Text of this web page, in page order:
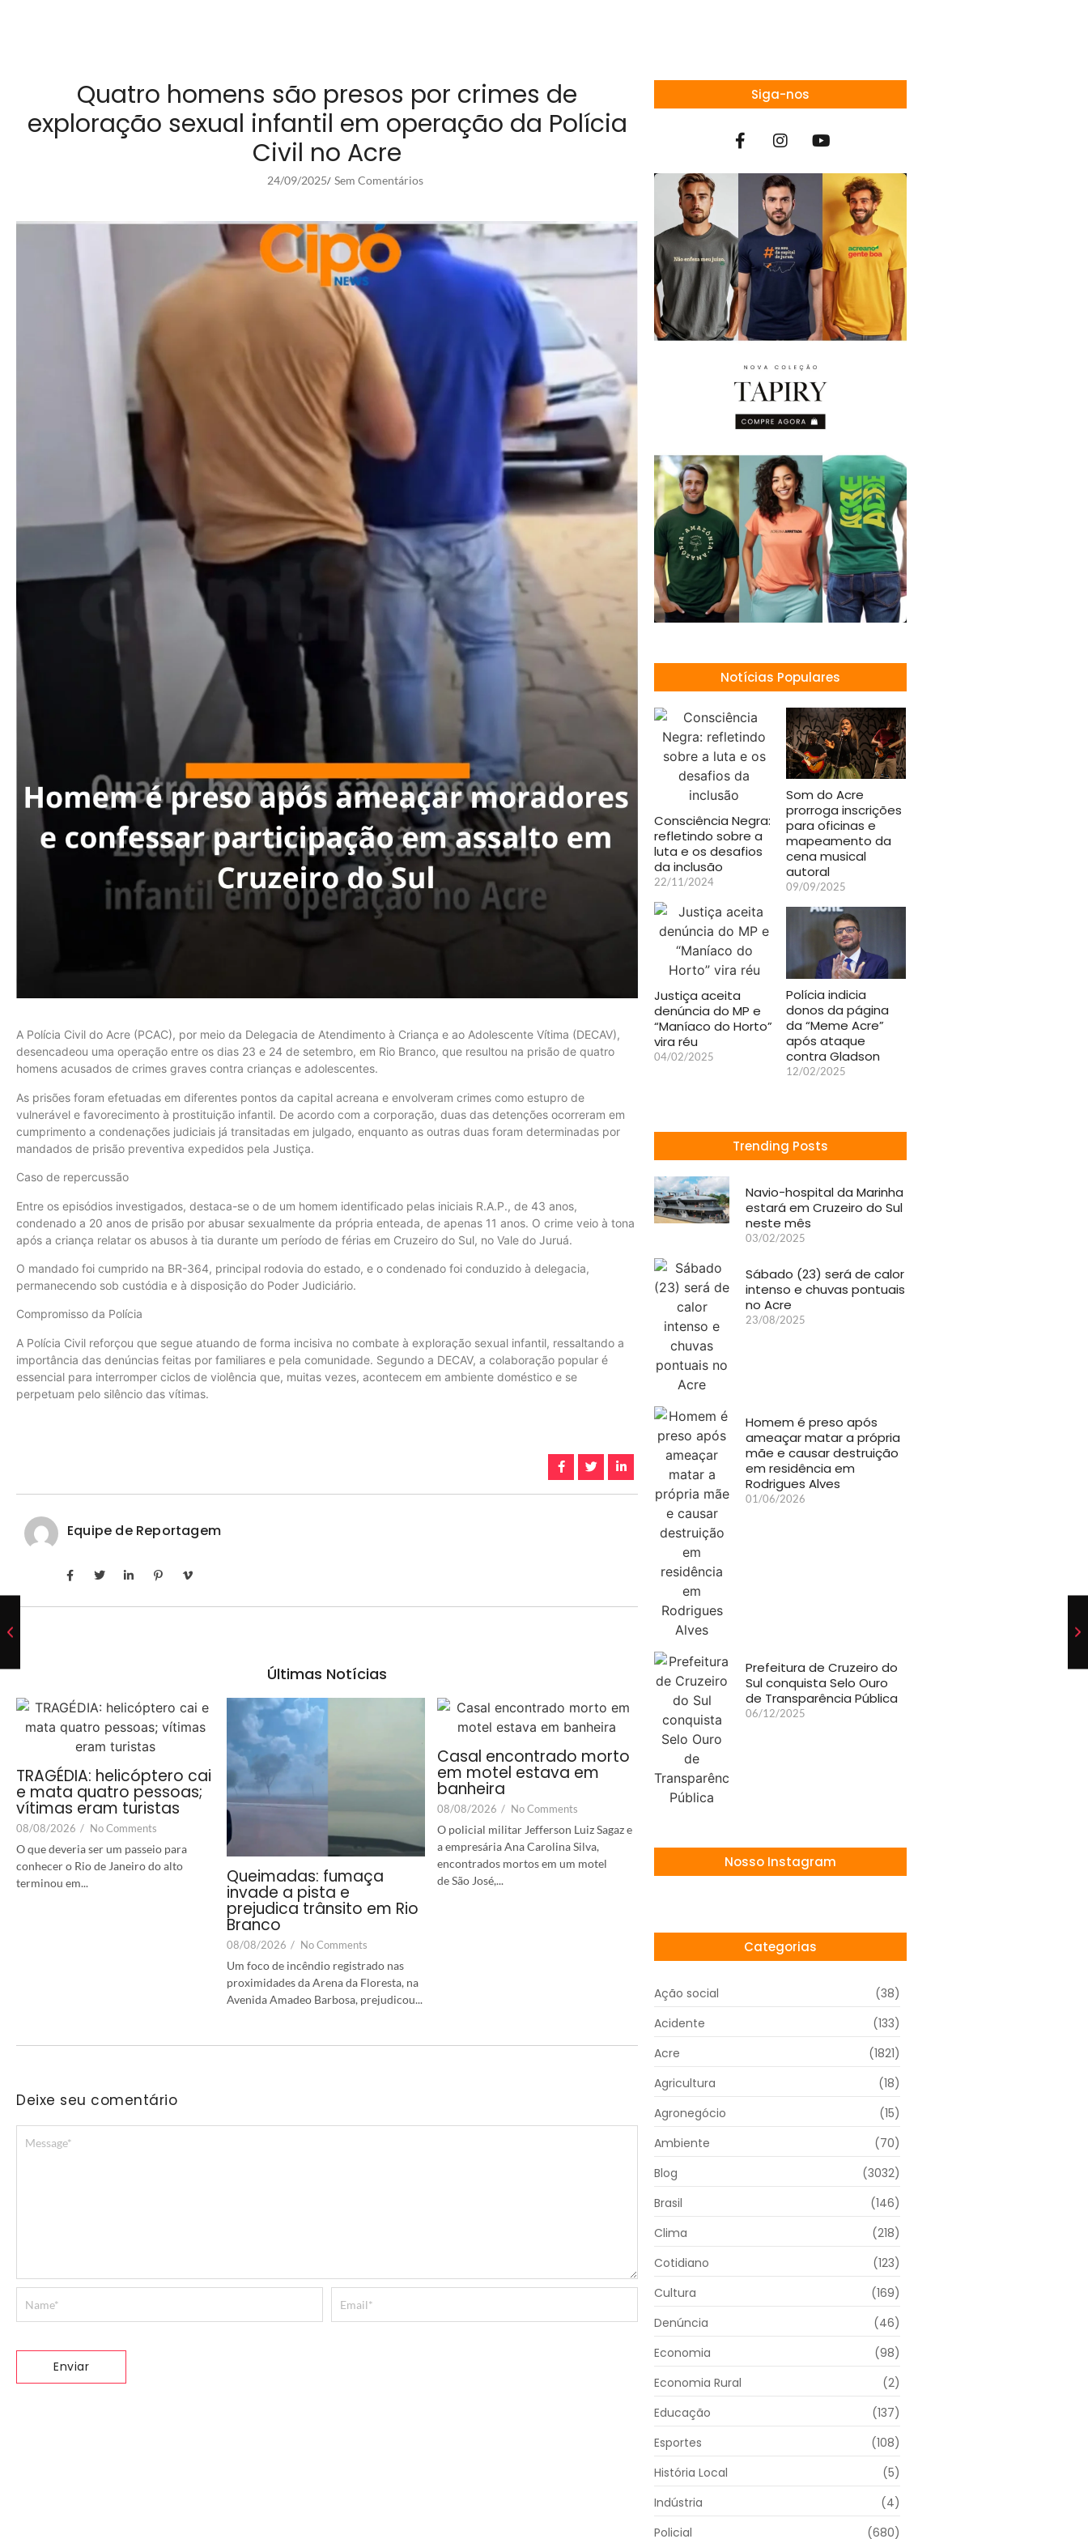
Quatro homens são presos por crimes de
exploração sexual infantil em operação da Polícia
Civil no Acre
24/09/2025/ Sem Comentários
A Polícia Civil do Acre (PCAC), por meio da Delegacia de Atendimento à Criança e ao Adolescente Vítima (DECAV),
desencadeou uma operação entre os dias 23 e 24 de setembro, em Rio Branco, que resultou na prisão de quatro
homens acusados de crimes graves contra crianças e adolescentes.
As prisões foram efetuadas em diferentes pontos da capital acreana e envolveram crimes como estupro de
vulnerável e favorecimento à prostituição infantil. De acordo com a corporação, duas das detenções ocorreram em
cumprimento a condenações judiciais já transitadas em julgado, enquanto as outras duas foram determinadas por
mandados de prisão preventiva expedidos pela Justiça.
Caso de repercussão
Entre os episódios investigados, destaca-se o de um homem identificado pelas iniciais R.A.P., de 43 anos,
condenado a 20 anos de prisão por abusar sexualmente da própria enteada, de apenas 11 anos. O crime veio à tona
após a criança relatar os abusos à tia durante um período de férias em Cruzeiro do Sul, no Vale do Juruá.
O mandado foi cumprido na BR-364, principal rodovia do estado, e o condenado foi conduzido à delegacia,
permanecendo sob custódia e à disposição do Poder Judiciário.
Compromisso da Polícia
A Polícia Civil reforçou que segue atuando de forma incisiva no combate à exploração sexual infantil, ressaltando a
importância das denúncias feitas por familiares e pela comunidade. Segundo a DECAV, a colaboração popular é
essencial para interromper ciclos de violência que, muitas vezes, acontecem em ambiente doméstico e se
perpetuam pelo silêncio das vítimas.
Equipe de Reportagem
Últimas Notícias
TRAGÉDIA: helicóptero cai
e mata quatro pessoas;
vítimas eram turistas
08/08/2026 / No Comments
O que deveria ser um passeio para
conhecer o Rio de Janeiro do alto
terminou em...
Queimadas: fumaça
invade a pista e
prejudica trânsito em Rio
Branco
08/08/2026 / No Comments
Um foco de incêndio registrado nas
proximidades da Arena da Floresta, na
Avenida Amadeo Barbosa, prejudicou...
Casal encontrado morto
em motel estava em
banheira
08/08/2026 / No Comments
O policial militar Jefferson Luiz Sagaz e
a empresária Ana Carolina Silva,
encontrados mortos em um motel
de São José,...
Deixe seu comentário
Siga-nos
Notícias Populares
Consciência Negra:
refletindo sobre a
luta e os desafios
da inclusão
22/11/2024
Som do Acre
prorroga inscrições
para oficinas e
mapeamento da
cena musical
autoral
09/09/2025
Justiça aceita
denúncia do MP e
“Maníaco do Horto”
vira réu
04/02/2025
Polícia indicia
donos da página
da “Meme Acre”
após ataque
contra Gladson
12/02/2025
Trending Posts
Navio-hospital da Marinha
estará em Cruzeiro do Sul
neste mês
03/02/2025
Sábado (23) será de calor
intenso e chuvas pontuais
no Acre
23/08/2025
Homem é preso após
ameaçar matar a própria
mãe e causar destruição
em residência em
Rodrigues Alves
01/06/2026
Prefeitura de Cruzeiro do
Sul conquista Selo Ouro
de Transparência Pública
06/12/2025
Nosso Instagram
Categorias
Ação social
(38)
Acidente
(133)
Acre
(1821)
Agricultura
(18)
Agronegócio
(15)
Ambiente
(70)
Blog
(3032)
Brasil
(146)
Clima
(218)
Cotidiano
(123)
Cultura
(169)
Denúncia
(46)
Economia
(98)
Economia Rural
(2)
Educação
(137)
Esportes
(108)
História Local
(5)
Indústria
(4)
Policial
(680)